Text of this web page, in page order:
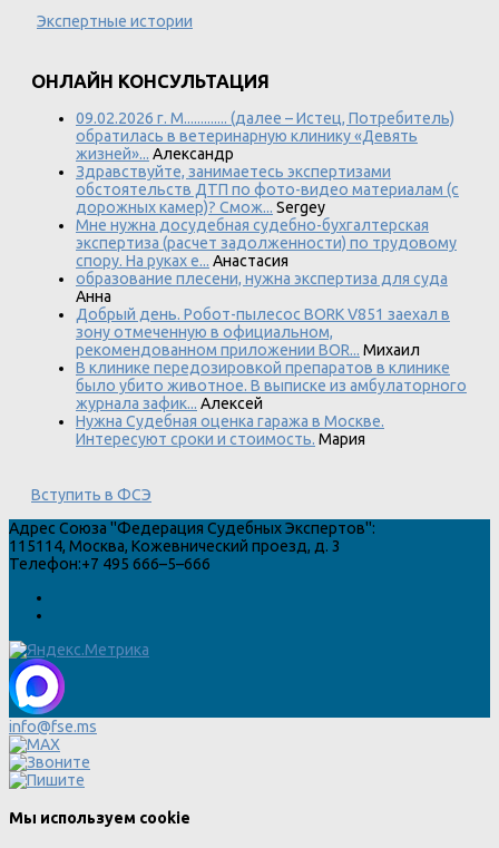
Экспертные истории
ОНЛАЙН КОНСУЛЬТАЦИЯ
09.02.2026 г. М............. (далее – Истец, Потребитель)
обратилась в ветеринарную клинику «Девять
жизней»... Александр
Здравствуйте, занимаетесь экспертизами
обстоятельств ДТП по фото-видео материалам (с
дорожных камер)? Смож... Sergey
Мне нужна досудебная судебно-бухгалтерская
экспертиза (расчет задолженности) по трудовому
спору. На руках е... Анастасия
образование плесени, нужна экспертиза для суда
Анна
Добрый день. Робот-пылесос BORK V851 заехал в
зону отмеченную в официальном,
рекомендованном приложении BOR... Михаил
В клинике передозировкой препаратов в клинике
было убито животное. В выписке из амбулаторного
журнала зафик... Алексей
Нужна Судебная оценка гаража в Москве.
Интересуют сроки и стоимость. Мария
Вступить в ФСЭ
Адрес Союза "Федерация Судебных Экспертов":
115114, Москва, Кожевнический проезд, д. 3
Телефон:+7 495 666–5–666
info@fse.ms
Мы используем cookie